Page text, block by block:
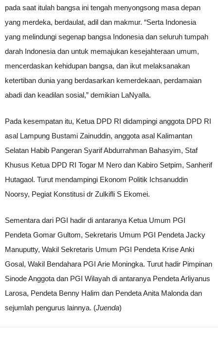
pada saat itulah bangsa ini tengah menyongsong masa depan
yang merdeka, berdaulat, adil dan makmur. “Serta Indonesia
yang melindungi segenap bangsa Indonesia dan seluruh tumpah
darah Indonesia dan untuk memajukan kesejahteraan umum,
mencerdaskan kehidupan bangsa, dan ikut melaksanakan
ketertiban dunia yang berdasarkan kemerdekaan, perdamaian
abadi dan keadilan sosial,” demikian LaNyalla.
Pada kesempatan itu, Ketua DPD RI didampingi anggota DPD RI
asal Lampung Bustami Zainuddin, anggota asal Kalimantan
Selatan Habib Pangeran Syarif Abdurrahman Bahasyim, Staf
Khusus Ketua DPD RI Togar M Nero dan Kabiro Setpim, Sanherif
Hutagaol. Turut mendampingi Ekonom Politik Ichsanuddin
Noorsy, Pegiat Konstitusi dr Zulkifli S Ekomei.
Sementara dari PGI hadir di antaranya Ketua Umum PGI
Pendeta Gomar Gultom, Sekretaris Umum PGI Pendeta Jacky
Manuputty, Wakil Sekretaris Umum PGI Pendeta Krise Anki
Gosal, Wakil Bendahara PGI Arie Moningka. Turut hadir Pimpinan
Sinode Anggota dan PGI Wilayah di antaranya Pendeta Arliyanus
Larosa, Pendeta Benny Halim dan Pendeta Anita Malonda dan
sejumlah pengurus lainnya. (Juenda)